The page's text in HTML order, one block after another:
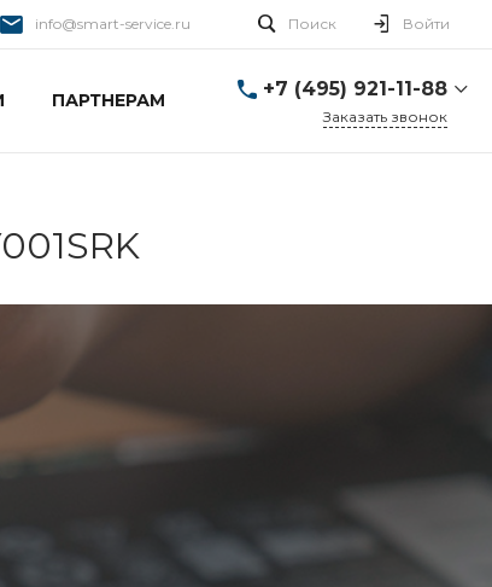
info@smart-service.ru Поиск Войти
ПАРТНЕРАМ
+7 (495) 921-11-88
Заказать звонок